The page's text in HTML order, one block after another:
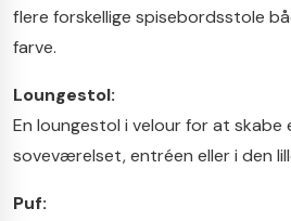
flere forskellige spisebordsstole
farve.
Loungestol:
En loungestol i velour for at
soveværelset, entréen eller i den
Puf: